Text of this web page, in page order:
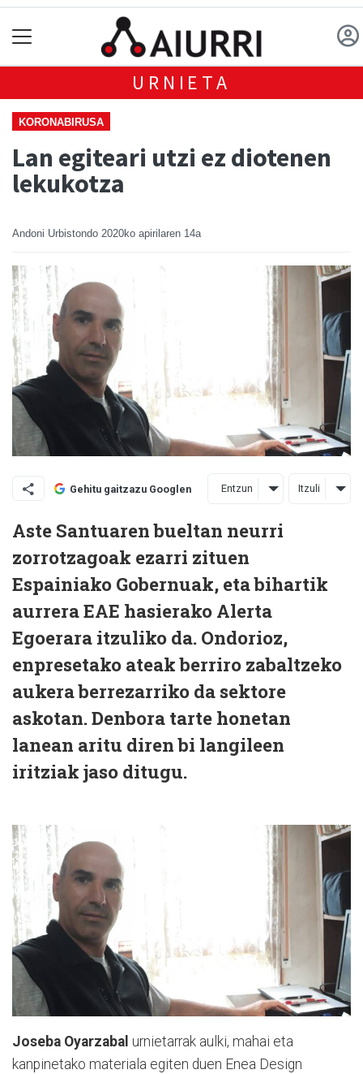
URNIETA
KORONABIRUSA
Lan egiteari utzi ez diotenen
lekukotza
Andoni Urbistondo 2020ko apirilaren 14a
Gehitu gaitzazu Googlen Entzun Itzuli
Aste Santuaren bueltan neurri
zorrotzagoak ezarri zituen
Espainiako Gobernuak, eta bihartik
aurrera EAE hasierako Alerta
Egoerara itzuliko da. Ondorioz,
enpresetako ateak berriro zabaltzeko
aukera berrezarriko da sektore
askotan. Denbora tarte honetan
lanean aritu diren bi langileen
iritziak jaso ditugu.
Joseba Oyarzabal urnietarrak aulki, mahai eta
kanpinetako materiala egiten duen Enea Design